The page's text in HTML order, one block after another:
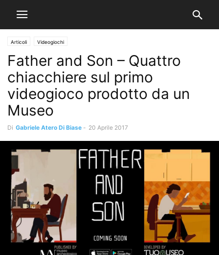
Articoli Videogiochi
Father and Son – Quattro
chiacchiere sul primo
videogioco prodotto da un
Museo
Di Gabriele Atero Di Biase - 20 Aprile 2017